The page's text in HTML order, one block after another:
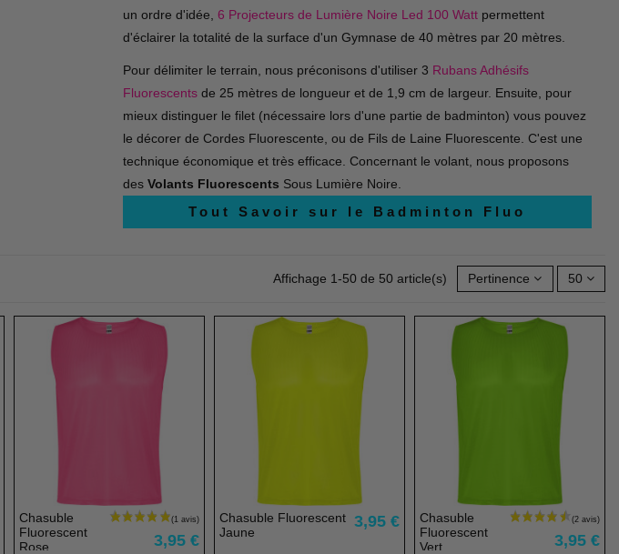
un ordre d'idée, 6 Projecteurs de Lumière Noire Led 100 Wattpermettent
d'éclairer la totalité de la surface d'un Gymnase de 40 mètres par 20 mètres.
Pour délimiter le terrain, nous préconisons d'utiliser 3 Rubans Adhésifs
Fluorescentsde 25 mètres de longueur et de 1,9 cm de largeur. Ensuite, pour
mieux distinguer le filet (nécessaire lors d'une partie de badminton) vous pouvez
le décorer de Cordes Fluorescente, ou de Fils de Laine Fluorescente. C'est une
technique économique et très efficace. Concernant le volant, nous proposons
des Volants Fluorescents Sous Lumière Noire.
Tout Savoir sur le Badminton Fluo
Affichage 1-50 de 50 article(s) Pertinence 50
Chasuble
Fluorescent
Rose
3,95 €
Chasuble Fluorescent
Jaune
3,95 €
Chasuble
Fluorescent
Vert
3,95 €